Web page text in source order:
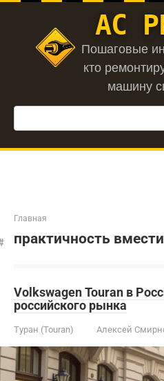
Перейти
АС
Пошаговые
кто
машину
Поиск:
Главная
практичность
Volkswagen Touran в
российского рынка
Туран (Touran) Алексей